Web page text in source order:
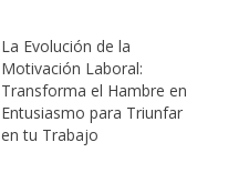
La Evolución de la
Motivación Laboral:
Transforma el Hambre en
Entusiasmo para Triunfar
en tu Trabajo